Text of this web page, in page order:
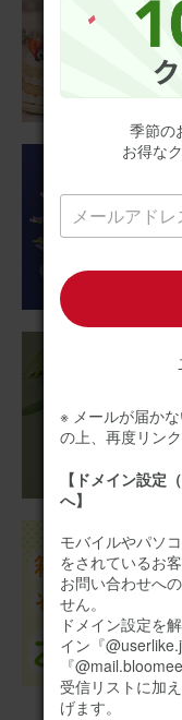
【花瓶不要】胡蝶
誕生日
母の誕生日に
お花が大好きな母
喜んでくれました。
【花瓶不要】バラ
ブルーミーユーザーさん
用途：
結婚祝い
結婚式に参列でき
結婚式に呼ばれた
代わりに素敵なお
婦さんは直接の知
花が好きと聞いて
でボリュームのあ
とても喜んでもら
セージも自由に入
きました。
【花瓶不要】胡蝶
季節の
お得な
※ メールが届か
の上、再度リン
【ドメイン設定
へ】
モバイルやパソ
をされているお客
お問い合わせへ
せん。
ドメイン設定を
イン『
『
受信リストに加
げます。